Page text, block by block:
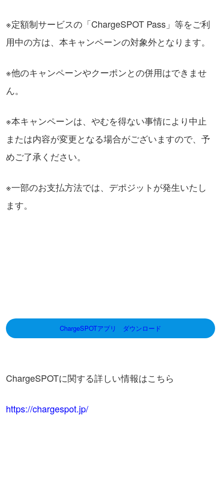
※定額制サービスの「ChargeSPOT Pass」等をご利
用中の方は、本キャンペーンの対象外となります。
※他のキャンペーンやクーポンとの併用はできませ
ん。
※本キャンペーンは、やむを得ない事情により中止
または内容が変更となる場合がございますので、予
めご了承ください。
※一部のお支払方法では、デポジットが発生いたし
ます。
ChargeSPOTアプリ ダウンロード
ChargeSPOTに関する詳しい情報はこちら
https://chargespot.jp/